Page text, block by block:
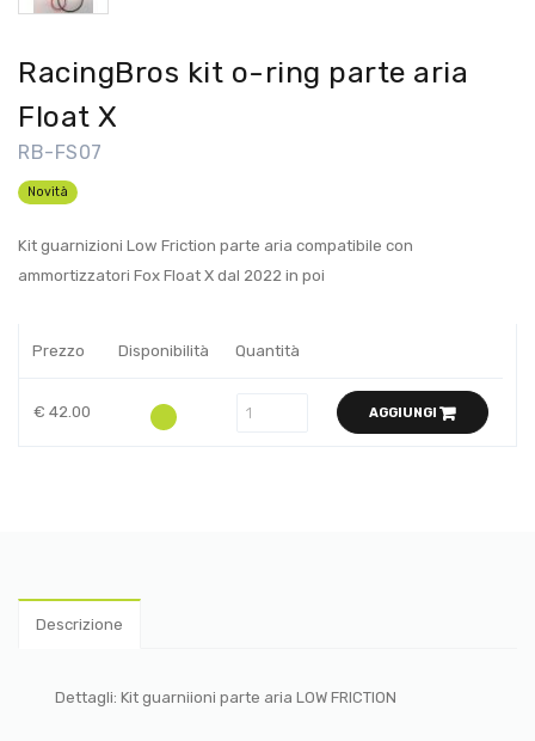
RacingBros kit o-ring parte aria
Float X
RB-FS07
Novità
Kit guarnizioni Low Friction parte aria compatibile con
ammortizzatori Fox Float X dal 2022 in poi
Prezzo Disponibilità Quantità
€ 42.00 AGGIUNGI
Descrizione
Dettagli: Kit guarniioni parte aria LOW FRICTION